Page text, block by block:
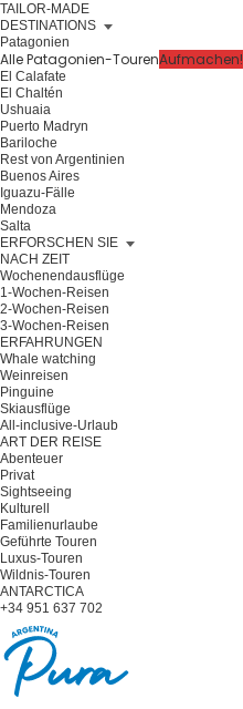
TAILOR-MADE
DESTINATIONS
Patagonien
Alle Patagonien-TourenAufmachen!
El Calafate
El Chaltén
Ushuaia
Puerto Madryn
Bariloche
Rest von Argentinien
Buenos Aires
Iguazu-Fälle
Mendoza
Salta
ERFORSCHEN SIE
NACH ZEIT
Wochenendausflüge
1-Wochen-Reisen
2-Wochen-Reisen
3-Wochen-Reisen
ERFAHRUNGEN
Whale watching
Weinreisen
Pinguine
Skiausflüge
All-inclusive-Urlaub
ART DER REISE
Abenteuer
Privat
Sightseeing
Kulturell
Familienurlaube
Geführte Touren
Luxus-Touren
Wildnis-Touren
ANTARCTICA
+34 951 637 702